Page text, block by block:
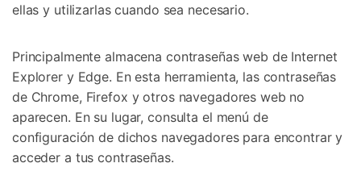
ellas y utilizarlas cuando sea necesario.
Principalmente almacena contraseñas web de Internet
Explorer y Edge. En esta herramienta, las contraseñas
de Chrome, Firefox y otros navegadores web no
aparecen. En su lugar, consulta el menú de
configuración de dichos navegadores para encontrar y
acceder a tus contraseñas.